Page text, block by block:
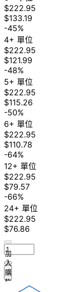
$222.95
$133.19
-45%
4+ 單位
$222.95
$121.99
-48%
5+ 單位
$222.95
$115.26
-50%
6+ 單位
$222.95
$110.78
-64%
12+ 單位
$222.95
$79.57
-66%
24+ 單位
$222.95
$76.86
加
入
購
物